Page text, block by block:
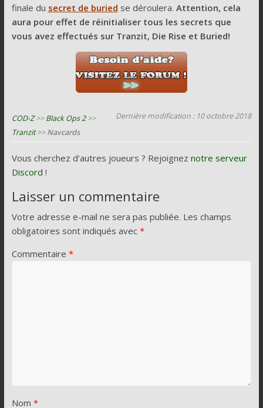
finale du secret de buried se déroulera. Attention, cela
aura pour effet de réinitialiser tous les secrets que
vous avez effectués sur Tranzit, Die Rise et Buried!
Dernière modification : 10 octobre 2018
COD-Z>>Black Ops 2>>
Tranzit>>Navcards
Vous cherchez d'autres joueurs ? Rejoignez notre serveur
Discord !
Laisser un commentaire
Votre adresse e-mail ne sera pas publiée. Les champs
obligatoires sont indiqués avec *
Commentaire *
Nom *